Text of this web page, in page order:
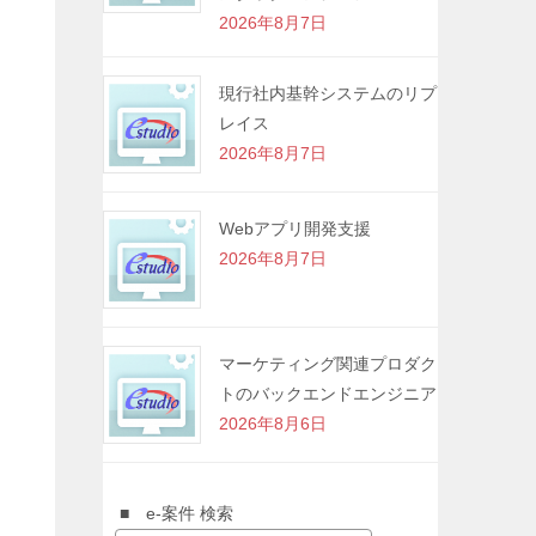
2026年8月7日
現行社内基幹システムのリプ
レイス
2026年8月7日
Webアプリ開発支援
2026年8月7日
マーケティング関連プロダク
トのバックエンドエンジニア
2026年8月6日
■ e-案件 検索